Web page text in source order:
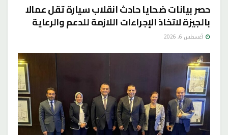
حصر بيانات ضحايا حادث انقلاب سيارة تقل عمالا
بالجيزة لاتخاذ الإجراءات اللازمة للدعم والرعاية
أغسطس 6, 2026